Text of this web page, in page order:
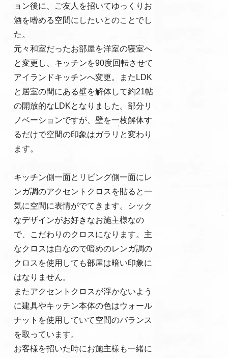
ョン後に、ご友人を招いてゆっくりお
酒を嗜める空間にしたいとのことでし
た。
元々和室だったお部屋を洋室の寝室へ
と変更し、キッチンを90度回転させて
アイランドキッチンへ変更。またLDK
と居室の間にある壁を解体して約21帖
の開放的なLDKとなりました。部分リ
ノベーションですが、壁を一枚解体す
るだけで空間の印象はガラリと変わり
ます。
キッチン側一面とリビング側一面にレ
ンガ調のアクセントクロスを貼ると一
気に空間に表情がでてきます。シック
なデザインがお好きなお施主様なの
で、こだわりのクロスになります。主
なクロスは白なので暗めのレンガ調の
クロスを使用しても部屋は暗い印象に
はなりません。
またアクセントクロスが浮かないよう
に建具やキッチン本体の色はウォール
ナットを使用していて空間のバランス
を取っています。
お客様を招いた時にお施主様も一緒に